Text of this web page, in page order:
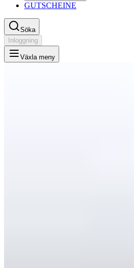
GUTSCHEINE
Söka
Inloggning
Växla meny